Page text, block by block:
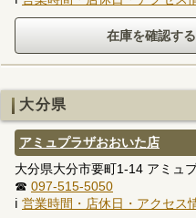
大分県
アミュプラザおおいた店
大分県大分市要町1-14 アミュ
☎ 097-515-5050
ℹ 営業時間・店休日・アクセス